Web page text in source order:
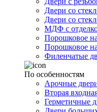
Двери со
Двери со
МДФ с
Порошковое
Порошковое
Филенчатые
По особенностям
Арочные
Вторая
Герметичные